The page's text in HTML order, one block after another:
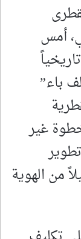
أمس
قراراً تاريخياً
باء”
غير
من الهوية